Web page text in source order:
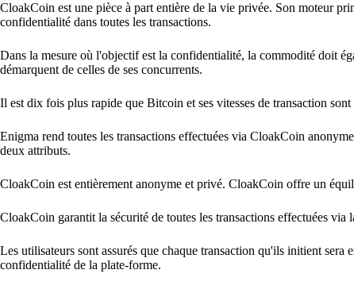
CloakCoin est une pièce à part entière de la vie privée. Son moteur
confidentialité dans toutes les transactions.
Dans la mesure où l'objectif est la confidentialité, la commodité doit
démarquent de celles de ses concurrents.
Il est dix fois plus rapide que Bitcoin et ses vitesses de transaction
Enigma rend toutes les transactions effectuées via CloakCoin
deux attributs.
CloakCoin est entièrement anonyme et privé. CloakCoin offre un
CloakCoin garantit la sécurité de toutes les transactions effectuées via
Les utilisateurs sont assurés que chaque transaction qu'ils initient
confidentialité de la plate-forme.